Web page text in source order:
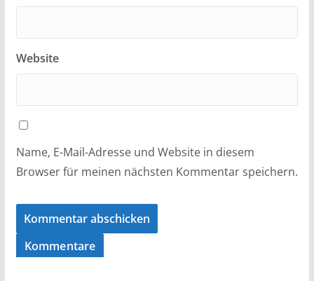
Website
Name, E-Mail-Adresse und Website in diesem
Browser für meinen nächsten Kommentar speichern.
Kommentare